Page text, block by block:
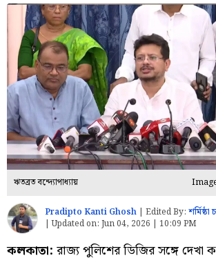
ঋতব্রত বন্দ্যোপাধ্যায়
Pradipto Kanti Ghosh Edited By: শর্মিষ্ঠা
|Updated on: Jun 04, 2026 | 10:09 PM
কলকাতা: রাজ্য পুলিশের ডিজির সঙ্গে